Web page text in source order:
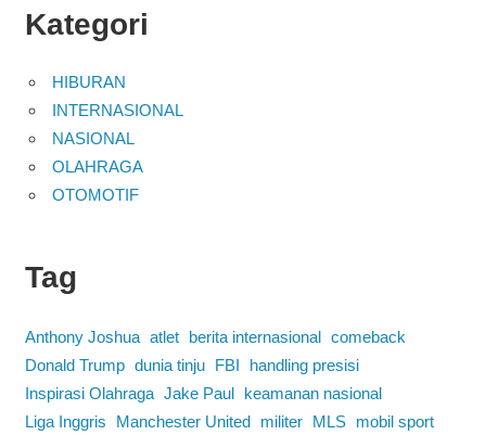
Kategori
HIBURAN
INTERNASIONAL
NASIONAL
OLAHRAGA
OTOMOTIF
Tag
Anthony Joshua atlet berita internasional comeback
Donald Trump dunia tinju FBI
handling presisi
Inspirasi Olahraga Jake Paul
keamanan nasional
Liga Inggris
Manchester United militer MLS mobil sport